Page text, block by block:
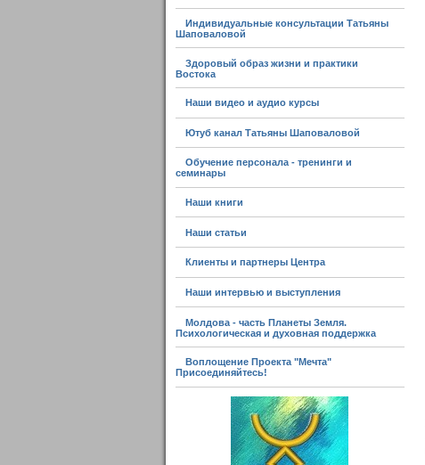
Индивидуальные консультации Татьяны
Шаповаловой
Здоровый образ жизни и практики
Востока
Наши видео и аудио курсы
Ютуб канал Татьяны Шаповаловой
Обучение персонала - тренинги и
семинары
Наши книги
Наши статьи
Клиенты и партнеры Центра
Наши интервью и выступления
Молдова - часть Планеты Земля.
Психологическая и духовная поддержка
Воплощение Проекта "Мечта"
Присоединяйтесь!